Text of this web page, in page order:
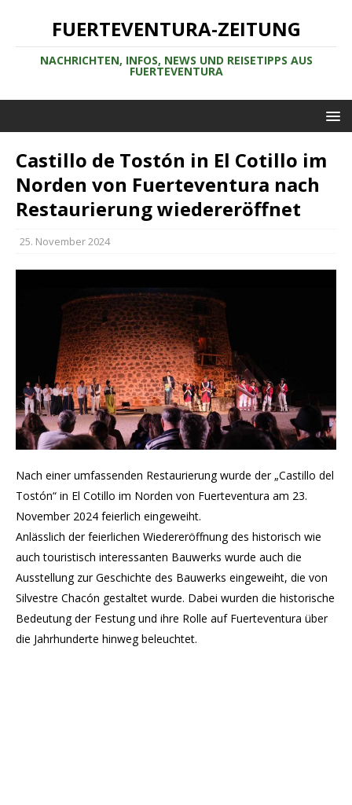
FUERTEVENTURA-ZEITUNG
NACHRICHTEN, INFOS, NEWS UND REISETIPPS AUS
FUERTEVENTURA
Castillo de Tostón in El Cotillo im
Norden von Fuerteventura nach
Restaurierung wiedereröffnet
25. November 2024
Nach einer umfassenden Restaurierung wurde der „Castillo del
Tostón“ in El Cotillo im Norden von Fuerteventura am 23.
November 2024 feierlich eingeweiht.
Anlässlich der feierlichen Wiedereröffnung des historisch wie
auch touristisch interessanten Bauwerks wurde auch die
Ausstellung zur Geschichte des Bauwerks eingeweiht, die von
Silvestre Chacón gestaltet wurde. Dabei wurden die historische
Bedeutung der Festung und ihre Rolle auf Fuerteventura über
die Jahrhunderte hinweg beleuchtet.